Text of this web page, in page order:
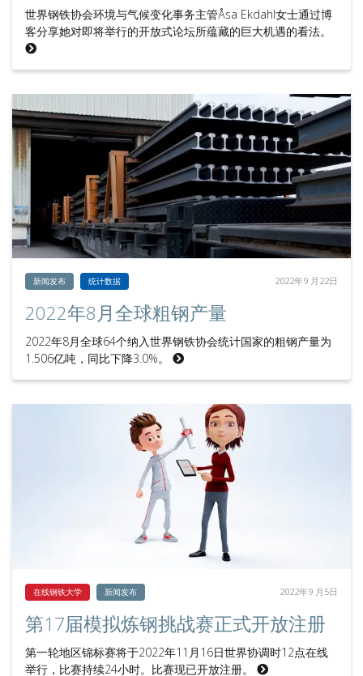
世界钢铁协会环境与气候变化事务主管Åsa Ekdahl女士通过博
客分享她对即将举行的开放式论坛所蕴藏的巨大机遇的看法。
新闻发布 统计数据 2022年9 月22日
2022年8月全球粗钢产量
2022年8月全球64个纳入世界钢铁协会统计国家的粗钢产量为
1.506亿吨，同比下降3.0%。
在线钢铁大学 新闻发布 2022年9 月5日
第17届模拟炼钢挑战赛正式开放注册
第一轮地区锦标赛将于2022年11月16日世界协调时12点在线
举行，比赛持续24小时。比赛现已开放注册。